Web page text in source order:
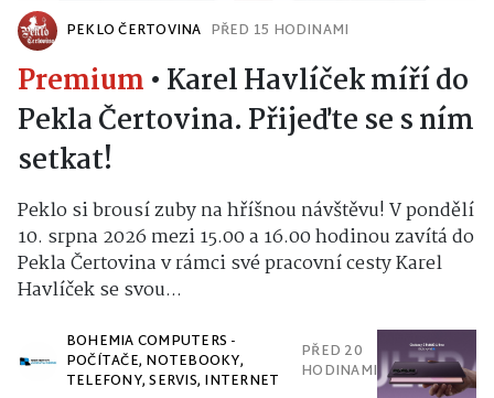
PEKLO ČERTOVINA PŘED 15 HODINAMI
Premium • Karel Havlíček míří do
Pekla Čertovina. Přijeďte se s ním
setkat!
Peklo si brousí zuby na hříšnou návštěvu! V pondělí
10. srpna 2026 mezi 15.00 a 16.00 hodinou zavítá do
Pekla Čertovina v rámci své pracovní cesty Karel
Havlíček se svou...
BOHEMIA COMPUTERS -
POČÍTAČE, NOTEBOOKY,
TELEFONY, SERVIS, INTERNET
PŘED 20
HODINAMI